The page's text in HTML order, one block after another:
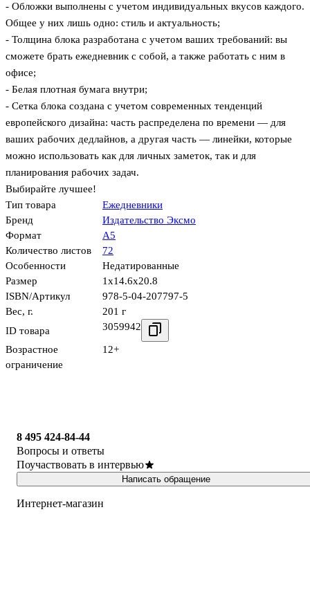
- Обложки выполнены с учетом индивидуальных вкусов каждого.
Общее у них лишь одно: стиль и актуальность;
- Толщина блока разработана с учетом ваших требований: вы
сможете брать ежедневник с собой, а также работать с ним в
офисе;
- Белая плотная бумага внутри;
- Сетка блока создана с учетом современных тенденций
европейского дизайна: часть распределена по времени — для
ваших рабочих дедлайнов, а другая часть — линейки, которые
можно использовать как для личных заметок, так и для
планирования рабочих задач.
Выбирайте лучшее!
Тип товара
Ежедневники
Бренд
Издательство Эксмо
Формат
А5
Количество листов
72
Особенности
Недатированные
Размер
1x14.6x20.8
ISBN/Артикул
978-5-04-207797-5
Вес, г.
201 г
ID товара
3059942
Возрастное
ограничение
12+
8 495 424-84-44
Вопросы и ответы
Поучаствовать в интервью
Написать обращение
Интернет-магазин